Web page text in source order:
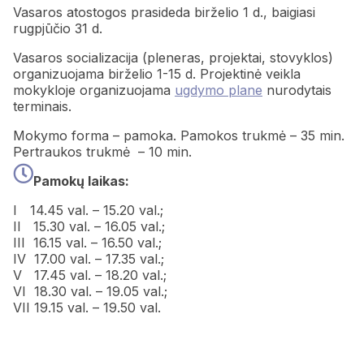
Vasaros atostogos prasideda birželio 1 d., baigiasi
rugpjūčio 31 d.
Vasaros socializacija (pleneras, projektai, stovyklos)
organizuojama birželio 1-15 d. Projektinė veikla
mokykloje organizuojama ugdymo plane nurodytais
terminais.
Mokymo forma – pamoka. Pamokos trukmė – 35 min.
Pertraukos trukmė – 10 min.
Pamokų laikas:
I
14.45 val. – 15.20 val.;
II 15.30 val. – 16.05 val.;
III 16.15 val. – 16.50 val.;
IV 17.00 val. – 17.35 val.;
V 17.45 val. – 18.20 val.;
VI 18.30 val. – 19.05 val.;
VII 19.15 val. – 19.50 val.